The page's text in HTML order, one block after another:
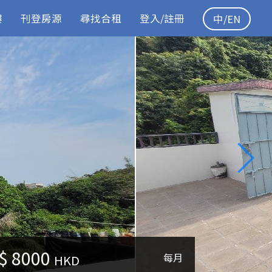
刊登房源 尋找合租 登入/註冊 中/EN
8000 HKD 每月